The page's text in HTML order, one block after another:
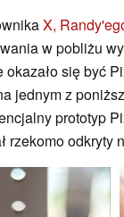
X,
w pobliżu
się być
jednym z
prototyp
rzekomo odkryty